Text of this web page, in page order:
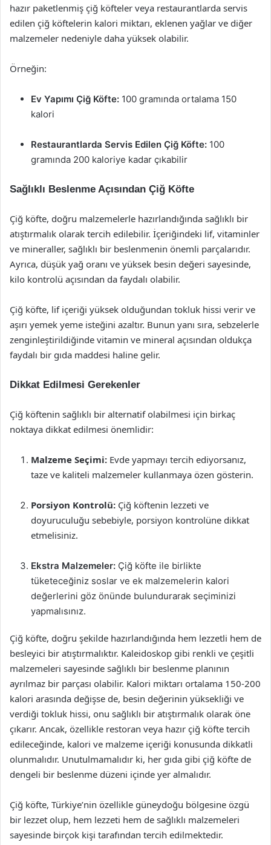
hazır paketlenmiş çiğ köfteler veya restaurantlarda servis
edilen çiğ köftelerin kalori miktarı, eklenen yağlar ve diğer
malzemeler nedeniyle daha yüksek olabilir.
Örneğin:
Ev Yapımı Çiğ Köfte: 100 gramında ortalama 150
kalori
Restaurantlarda Servis Edilen Çiğ Köfte: 100
gramında 200 kaloriye kadar çıkabilir
Sağlıklı Beslenme Açısından Çiğ Köfte
Çiğ köfte, doğru malzemelerle hazırlandığında sağlıklı bir
atıştırmalık olarak tercih edilebilir. İçeriğindeki lif, vitaminler
ve mineraller, sağlıklı bir beslenmenin önemli parçalarıdır.
Ayrıca, düşük yağ oranı ve yüksek besin değeri sayesinde,
kilo kontrolü açısından da faydalı olabilir.
Çiğ köfte, lif içeriği yüksek olduğundan tokluk hissi verir ve
aşırı yemek yeme isteğini azaltır. Bunun yanı sıra, sebzelerle
zenginleştirildiğinde vitamin ve mineral açısından oldukça
faydalı bir gıda maddesi haline gelir.
Dikkat Edilmesi Gerekenler
Çiğ köftenin sağlıklı bir alternatif olabilmesi için birkaç
noktaya dikkat edilmesi önemlidir:
Malzeme Seçimi: Evde yapmayı tercih ediyorsanız,
taze ve kaliteli malzemeler kullanmaya özen gösterin.
Porsiyon Kontrolü: Çiğ köftenin lezzeti ve
doyuruculuğu sebebiyle, porsiyon kontrolüne dikkat
etmelisiniz.
Ekstra Malzemeler: Çiğ köfte ile birlikte
tüketeceğiniz soslar ve ek malzemelerin kalori
değerlerini göz önünde bulundurarak seçiminizi
yapmalısınız.
Çiğ köfte, doğru şekilde hazırlandığında hem lezzetli hem de
besleyici bir atıştırmalıktır. Kaleidoskop gibi renkli ve çeşitli
malzemeleri sayesinde sağlıklı bir beslenme planının
ayrılmaz bir parçası olabilir. Kalori miktarı ortalama 150-200
kalori arasında değişse de, besin değerinin yüksekliği ve
verdiği tokluk hissi, onu sağlıklı bir atıştırmalık olarak öne
çıkarır. Ancak, özellikle restoran veya hazır çiğ köfte tercih
edileceğinde, kalori ve malzeme içeriği konusunda dikkatli
olunmalıdır. Unutulmamalıdır ki, her gıda gibi çiğ köfte de
dengeli bir beslenme düzeni içinde yer almalıdır.
Çiğ köfte, Türkiye’nin özellikle güneydoğu bölgesine özgü
bir lezzet olup, hem lezzeti hem de sağlıklı malzemeleri
sayesinde birçok kişi tarafından tercih edilmektedir.